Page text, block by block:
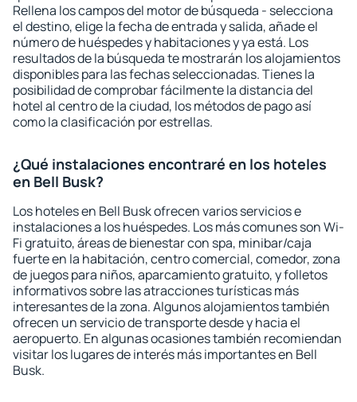
Rellena los campos del motor de búsqueda - selecciona
el destino, elige la fecha de entrada y salida, añade el
número de huéspedes y habitaciones y ya está. Los
resultados de la búsqueda te mostrarán los alojamientos
disponibles para las fechas seleccionadas. Tienes la
posibilidad de comprobar fácilmente la distancia del
hotel al centro de la ciudad, los métodos de pago así
como la clasificación por estrellas.
¿Qué instalaciones encontraré en los hoteles
en Bell Busk?
Los hoteles en Bell Busk ofrecen varios servicios e
instalaciones a los huéspedes. Los más comunes son Wi-
Fi gratuito, áreas de bienestar con spa, minibar/caja
fuerte en la habitación, centro comercial, comedor, zona
de juegos para niños, aparcamiento gratuito, y folletos
informativos sobre las atracciones turísticas más
interesantes de la zona. Algunos alojamientos también
ofrecen un servicio de transporte desde y hacia el
aeropuerto. En algunas ocasiones también recomiendan
visitar los lugares de interés más importantes en Bell
Busk.